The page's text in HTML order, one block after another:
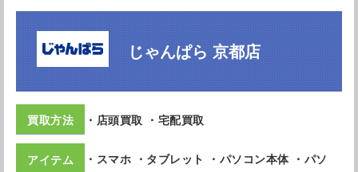
じゃんぱら 京都店
・店頭買取 ・宅配買取
・スマホ ・タブレット ・パソコン本体 ・パソ